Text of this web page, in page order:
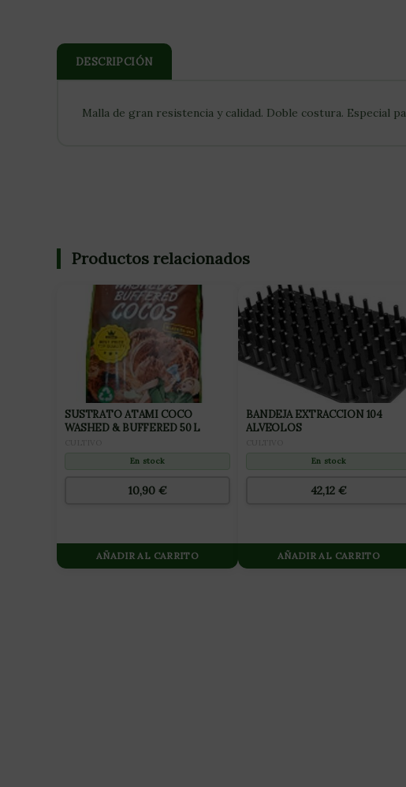
DESCRIPCIÓN
Malla de gran resistencia y calidad. Doble costura. Especial
Productos relacionados
SUSTRATO ATAMI COCO
WASHED & BUFFERED 50 L
En stock
10,90 €
AÑADIR AL CARRITO
BANDEJA EXTRACCION 104
ALVEOLOS
En stock
42,12 €
AÑADIR AL CARRITO